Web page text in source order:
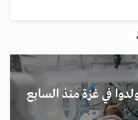
في غزة منذ السابع